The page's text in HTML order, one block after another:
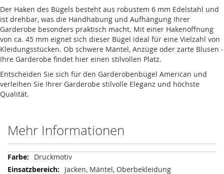
Der Haken des Bügels besteht aus robustem 6 mm Edelstahl und
ist drehbar, was die Handhabung und Aufhängung Ihrer
Garderobe besonders praktisch macht. Mit einer Hakenöffnung
von ca. 45 mm eignet sich dieser Bügel ideal für eine Vielzahl von
Kleidungsstücken. Ob schwere Mäntel, Anzüge oder zarte Blusen -
Ihre Garderobe findet hier einen stilvollen Platz.
Entscheiden Sie sich für den Garderobenbügel American und
verleihen Sie Ihrer Garderobe stilvolle Eleganz und höchste
Qualität.
Mehr Informationen
Mehr
Informationen
Druckmotiv
Jacken, Mäntel, Oberbekleidung